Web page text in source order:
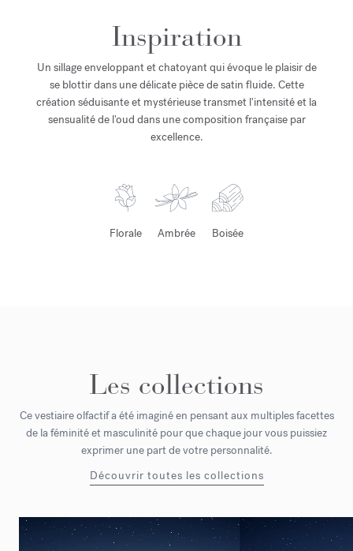
Inspiration
Un sillage enveloppant et chatoyant qui évoque le plaisir de
se blottir dans une délicate pièce de satin fluide. Cette
création séduisante et mystérieuse transmet l'intensité et la
sensualité de l'oud dans une composition française par
excellence.
Florale Ambrée Boisée
Les collections
Ce vestiaire olfactif a été imaginé en pensant aux multiples facettes
de la féminité et masculinité pour que chaque jour vous puissiez
exprimer une part de votre personnalité.
Découvrir toutes les collections